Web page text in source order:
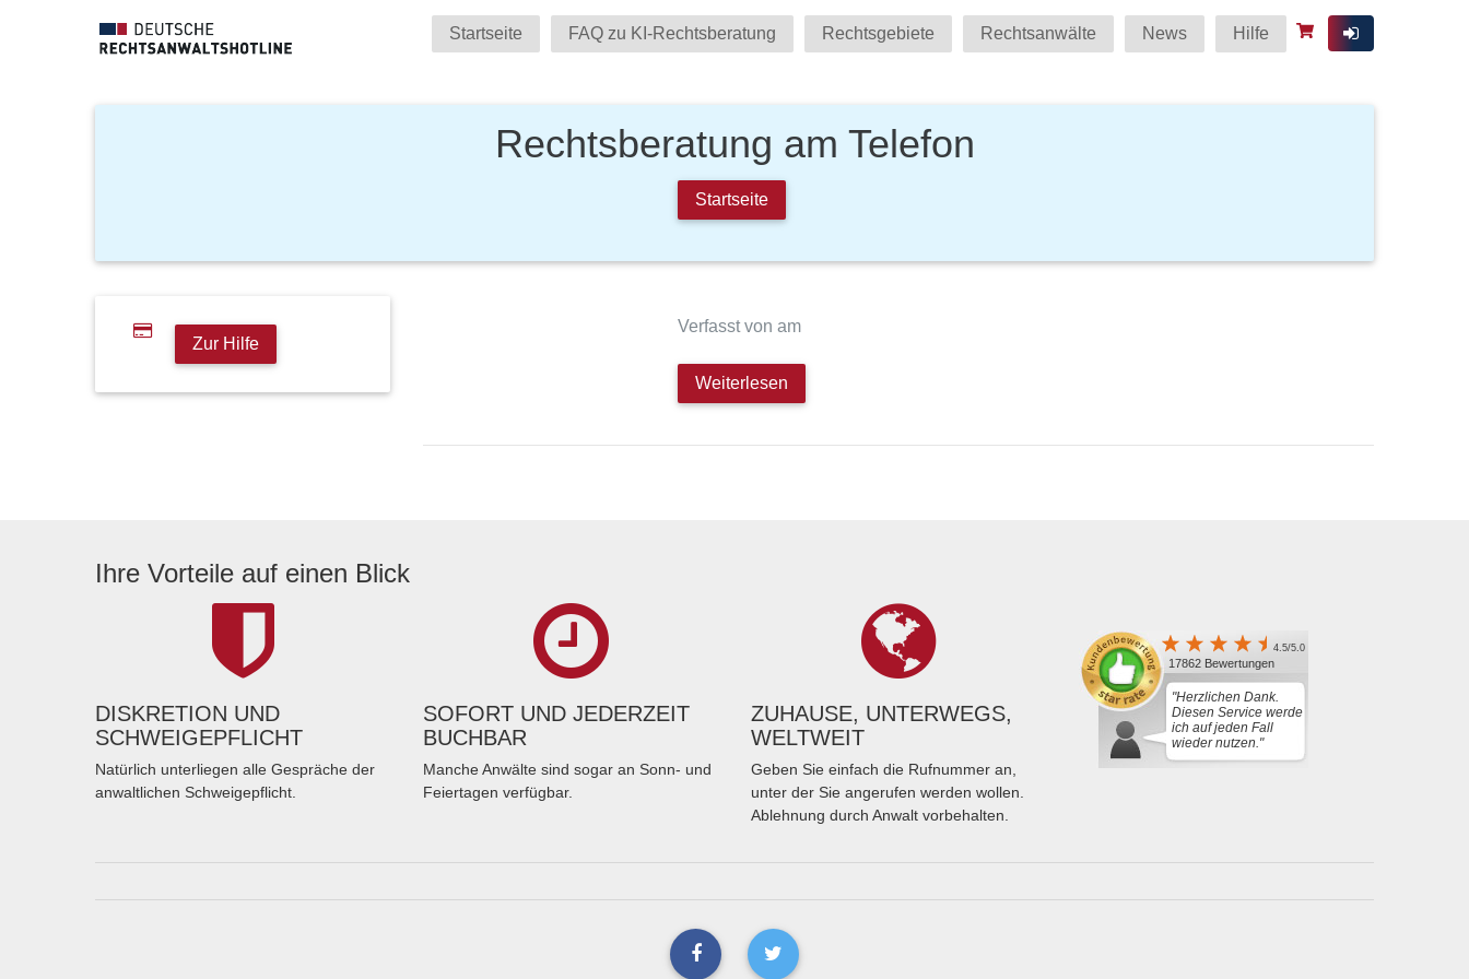
Startseite FAQ zu KI-Rechtsberatung Rechtsgebiete Rechtsanwälte News Hilfe
Rechtsberatung am Telefon
Startseite
Zur Hilfe
Verfasst von am
Weiterlesen
Ihre Vorteile auf einen Blick
DISKRETION UND
SCHWEIGEPFLICHT
Natürlich unterliegen alle Gespräche der
anwaltlichen Schweigepflicht.
SOFORT UND JEDERZEIT
BUCHBAR
Manche Anwälte sind sogar an Sonn- und
Feiertagen verfügbar.
ZUHAUSE, UNTERWEGS,
WELTWEIT
Geben Sie einfach die Rufnummer an,
unter der Sie angerufen werden wollen.
Ablehnung durch Anwalt vorbehalten.
4.5/5.0
17862 Bewertungen
"Herzlichen Dank.
Diesen Service werde
ich auf jeden Fall
wieder nutzen."